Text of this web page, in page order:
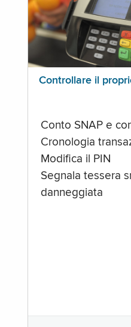
Controllare il
Conto SNAP e
Cronologia
Modifica il PIN
Segnala tessera
danneggiata